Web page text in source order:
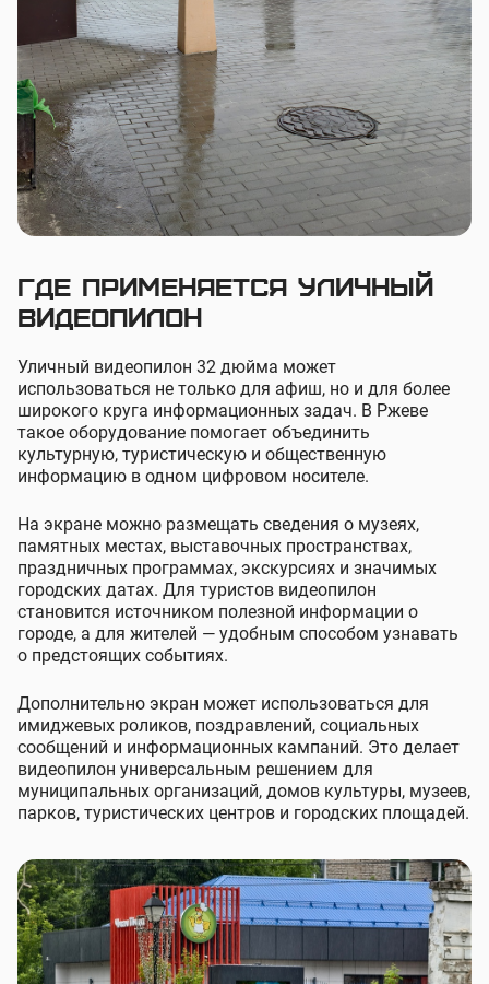
Где применяется уличный
видеопилон
Уличный видеопилон 32 дюйма может
использоваться не только для афиш, но и для более
широкого круга информационных задач. В Ржеве
такое оборудование помогает объединить
культурную, туристическую и общественную
информацию в одном цифровом носителе.
На экране можно размещать сведения о музеях,
памятных местах, выставочных пространствах,
праздничных программах, экскурсиях и значимых
городских датах. Для туристов видеопилон
становится источником полезной информации о
городе, а для жителей — удобным способом узнавать
о предстоящих событиях.
Дополнительно экран может использоваться для
имиджевых роликов, поздравлений, социальных
сообщений и информационных кампаний. Это делает
видеопилон универсальным решением для
муниципальных организаций, домов культуры, музеев,
парков, туристических центров и городских площадей.